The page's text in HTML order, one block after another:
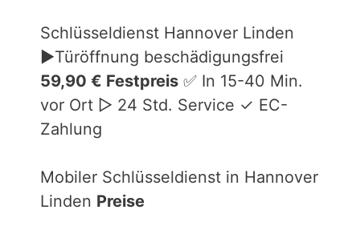
Schlüsseldienst Hannover Linden
►Türöffnung beschädigungsfrei
59,90 € Festpreis ✅ In 15-40 Min.
vor Ort ▷ 24 Std. Service ✓ EC-
Zahlung
Mobiler Schlüsseldienst in Hannover
Linden Preise